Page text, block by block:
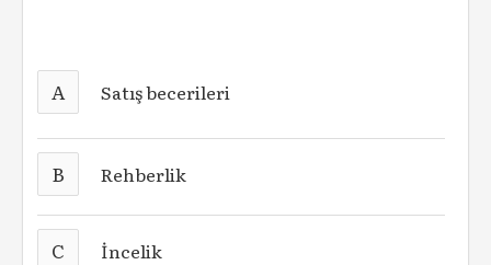
A Satış becerileri
B Rehberlik
C İncelik